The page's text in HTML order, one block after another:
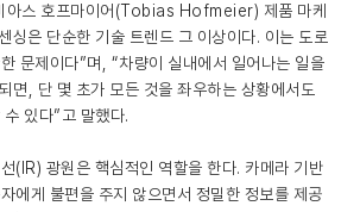
스 호프마이어(Tobias Hofmeier) 제품 마케
싱은 단순한 기술 트렌드 그 이상이다. 이는 도로
문제이다”며, “차량이 실내에서 일어나는 일을
면, 단 몇 초가 모든 것을 좌우하는 상황에서도
있다”고 말했다.
(IR) 광원은 핵심적인 역할을 한다. 카메라 기반
에게 불편을 주지 않으면서 정밀한 정보를 제공